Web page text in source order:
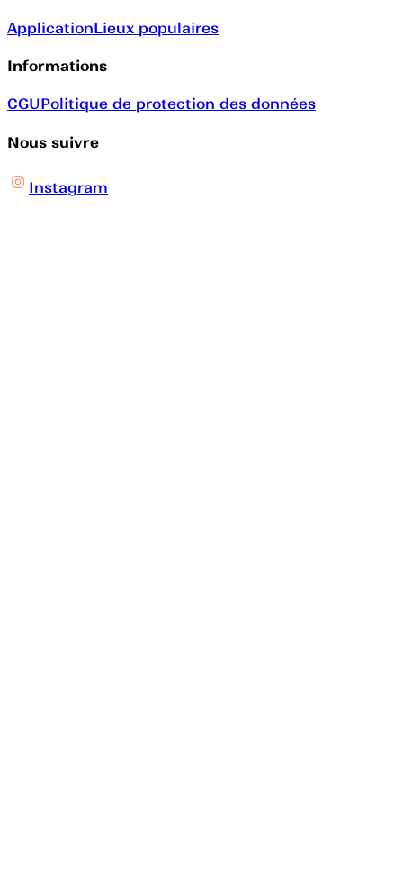
ApplicationLieux populaires
Informations
CGUPolitique de protection des données
Nous suivre
Instagram